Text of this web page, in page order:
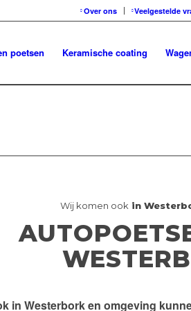
Over ons Veelgestelde
poetsen Keramische coating
Wij komen ook in
in Westerbork en omgeving